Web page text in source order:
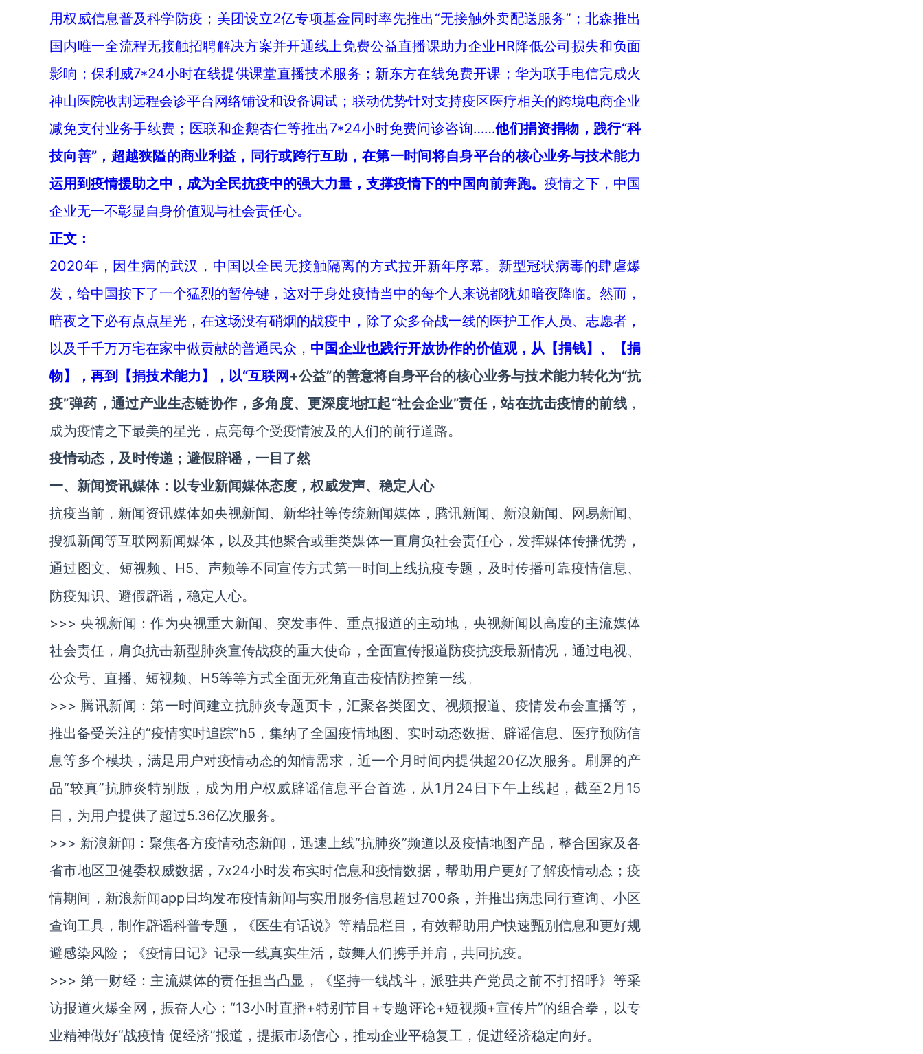
用权威信息普及科学防疫；美团设立2亿专项基金同时率先推出“无接触外卖配送服务”；北森推出
国内唯一全流程无接触招聘解决方案并开通线上免费公益直播课助力企业HR降低公司损失和负面
影响；保利威7*24小时在线提供课堂直播技术服务；新东方在线免费开课；华为联手电信完成火
神山医院收割远程会诊平台网络铺设和设备调试；联动优势针对支持疫区医疗相关的跨境电商企业
减免支付业务手续费；医联和企鹅杏仁等推出7*24小时免费问诊咨询……他们捐资捐物，践行“科
技向善”，超越狭隘的商业利益，同行或跨行互助，在第一时间将自身平台的核心业务与技术能力
运用到疫情援助之中，成为全民抗疫中的强大力量，支撑疫情下的中国向前奔跑。 疫情之下，中国
企业无一不彰显自身价值观与社会责任心。
正文：
2020年，因生病的武汉，中国以全民无接触隔离的方式拉开新年序幕。新型冠状病毒的肆虐爆
发，给中国按下了一个猛烈的暂停键，这对于身处疫情当中的每个人来说都犹如暗夜降临。然而，
暗夜之下必有点点星光，在这场没有硝烟的战疫中，除了众多奋战一线的医护工作人员、志愿者，
以及千千万万宅在家中做贡献的普通民众， 中国企业也践行开放协作的价值观，从【捐钱】、【捐
物】，再到【捐技术能力】，以“互联网+公益”的善意将自身平台的核心业务与技术能力转化为“抗
疫”弹药，通过产业生态链协作，多角度、更深度地扛起“社会企业”责任，站在抗击疫情的前线 ，
成为疫情之下最美的星光，点亮每个受疫情波及的人们的前行道路。
疫情动态，及时传递；避假辟谣，一目了然
一、新闻资讯媒体：以专业新闻媒体态度，权威发声、稳定人心
抗疫当前，新闻资讯媒体如央视新闻、新华社等传统新闻媒体，腾讯新闻、新浪新闻、网易新闻、
搜狐新闻等互联网新闻媒体，以及其他聚合或垂类媒体一直肩负社会责任心，发挥媒体传播优势，
通过图文、短视频、H5、声频等不同宣传方式第一时间上线抗疫专题，及时传播可靠疫情信息、
防疫知识、避假辟谣，稳定人心。
>>>央视新闻 ：作为央视重大新闻、突发事件、重点报道的主动地，央视新闻以高度的主流媒体
社会责任，肩负抗击新型肺炎宣传战疫的重大使命，全面宣传报道防疫抗疫最新情况，通过电视、
公众号、直播、短视频、H5等等方式全面无死角直击疫情防控第一线。
>>> 腾讯新闻 ：第一时间建立抗肺炎专题页卡，汇聚各类图文、视频报道、疫情发布会直播等，
推出备受关注的“疫情实时追踪”h5，集纳了全国疫情地图、实时动态数据、辟谣信息、医疗预防信
息等多个模块，满足用户对疫情动态的知情需求，近一个月时间内提供超20亿次服务。刷屏的产
品“较真”抗肺炎特别版，成为用户权威辟谣信息平台首选，从1月24日下午上线起，截至2月15
日，为用户提供了超过5.36亿次服务。
>>> 新浪新闻 ：聚焦各方疫情动态新闻，迅速上线“抗肺炎”频道以及疫情地图产品，整合国家及各
省市地区卫健委权威数据，7x24小时发布实时信息和疫情数据，帮助用户更好了解疫情动态；疫
情期间，新浪新闻app日均发布疫情新闻与实用服务信息超过700条，并推出病患同行查询、小区
查询工具，制作辟谣科普专题，《医生有话说》等精品栏目，有效帮助用户快速甄别信息和更好规
避感染风险；《疫情日记》记录一线真实生活，鼓舞人们携手并肩，共同抗疫。
>>>第一财经 ：主流媒体的责任担当凸显，《坚持一线战斗，派驻共产党员之前不打招呼》等采
访报道火爆全网，振奋人心；“13小时直播+特别节目+专题评论+短视频+宣传片”的组合拳，以专
业精神做好“战疫情 促经济”报道，提振市场信心，推动企业平稳复工，促进经济稳定向好。